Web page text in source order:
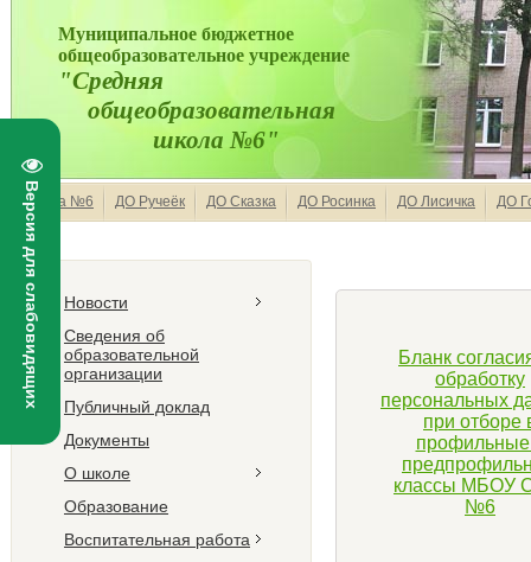
Версия для слабовидящих
Муниципальное бюджетное
общеобразовательное учреждение
"Средняя
общеобразовательная
школа №6"
Школа №6 ДО Ручеёк ДО Сказка ДО Росинка ДО Лисичка ДО
Новости
Сведения об
образовательной
организации
Публичный доклад
Документы
О школе
Образование
Воспитательная работа
Бланк
обработку
персональных
при отборе
классы МБОУ
№6